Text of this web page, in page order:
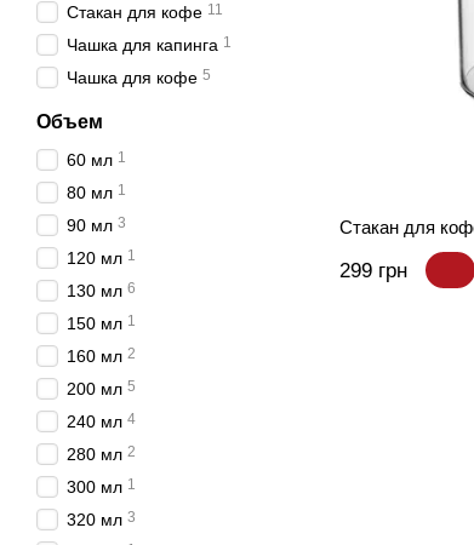
Стакан для
299 грн
Стакан для кофе 11
Чашка для капинга 1
Чашка для кофе 5
Объем
60 мл 1
80 мл 1
90 мл 3
120 мл 1
130 мл 6
150 мл 1
160 мл 2
200 мл 5
240 мл 4
280 мл 2
300 мл 1
320 мл 3